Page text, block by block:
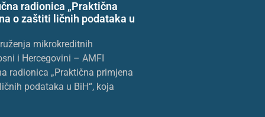
radionica „Praktična
o zaštiti ličnih podataka u
mikrokreditnih
i Hercegovini – AMFI
radionica „Praktična primjena
podataka u BiH“, koja